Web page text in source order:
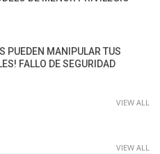
PUEDEN MANIPULAR TUS
FALLO DE SEGURIDAD
VIEW ALL
VIEW ALL